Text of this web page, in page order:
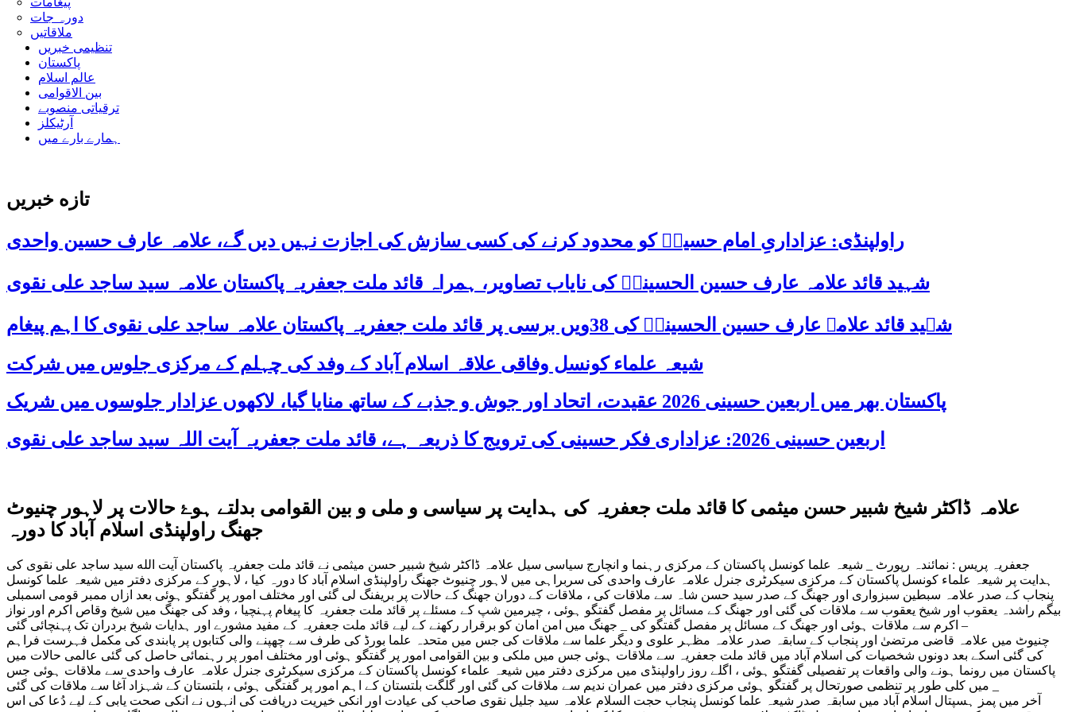
دورہ جات
ملاقاتیں
تنظیمی خبریں
پاکستان
عالم اسلام
بین الاقوامی
ترقیاتی منصوبے
آرٹیکلز
ہمارے بارے میں
تازه خبریں
راولپنڈی: عزاداریِ امام حسینؑ کو محدود کرنے کی کسی سازش کی اجازت نہیں دیں گے، علامہ عارف حسین واحدی
شہید قائد علامہ عارف حسین الحسینیؒ کی نایاب تصاویر، ہمراہ قائد ملت جعفریہ پاکستان علامہ سید ساجد علی نقوی
شہید قائد علامہ عارف حسین الحسینیؒ کی 38ویں برسی پر قائد ملت جعفریہ پاکستان علامہ ساجد علی نقوی کا اہم پیغام
شیعہ علماء کونسل وفاقی علاقہ اسلام آباد کے وفد کی چہلم کے مرکزی جلوس میں شرکت
پاکستان بھر میں اربعین حسینی 2026 عقیدت، اتحاد اور جوش و جذبے کے ساتھ منایا گیا، لاکھوں عزادار جلوسوں میں شریک
اربعین حسینی 2026: عزاداری فکر حسینی کی ترویج کا ذریعہ ہے، قائد ملت جعفریہ آیت اللہ سید ساجد علی نقوی
علامہ ڈاکٹر شیخ شبیر حسن میثمی کا قائد ملت جعفریہ کی ہدایت پر سیاسی و ملی و بین القوامی بدلتے ہوۓ حالات پر لاہور چنیوٹ
جھنگ راولپنڈی اسلام آباد کا دورہ
جعفریہ پریس : نمائندہ رپورٹ _ شیعہ علما کونسل پاکستان کے مرکزی رہنما و انچارج سیاسی سیل علامہ ڈاکٹر شیخ شبیر حسن میثمی نے قائد ملت جعفریہ پاکستان آیت الله سید ساجد علی نقوی کی
ہدایت پر شیعہ علماء کونسل پاکستان کے مرکزی سیکرٹری جنرل علامہ عارف واحدی کی سربراہی میں لاہور چنیوٹ جھنگ راولپنڈی اسلام آباد کا دورہ کیا ، لاہور کے مرکزی دفتر میں شیعہ علما کونسل
پنجاب کے صدر علامہ سبطین سبزواری اور جھنگ کے صدر سید حسن شاہ سے ملاقات کی ، ملاقات کے دوران جھنگ کے حالات پر بریفنگ لی گئی اور مختلف امور پر گفتگو ہوئی بعد ازاں ممبر قومی اسمبلی
بیگم راشدہ یعقوب اور شیخ یعقوب سے ملاقات کی گئی اور جھنگ کے مسائل پر مفصل گفتگو ہوئی ، چیرمین شپ کے مسئلے پر قائد ملت جعفریہ کا پیغام پہنچیا ، وفد کی جھنگ میں شیخ وقاص اکرم اور نواز
اکرم سے ملاقات ہوئی اور جھنگ کے مسائل پر مفصل گفتگو کی _ جھنگ میں امن امان کو برقرار رکھنے کے لیے قائد ملت جعفریہ کے مفید مشورے اور ہدایات شیخ بردران تک پہنچائی گئی –
چنیوٹ میں علامہ قاضی مرتضیٰ اور پنجاب کے سابقہ صدر علامہ مظہر علوی و دیگر علما سے ملاقات کی جس میں متحدہ علما بورڈ کی طرف سے چھپنے والی کتابوں پر پابندی کی مکمل فہرست فراہم
کی گئی اسکے بعد دونوں شخصیات کی اسلام آباد میں قائد ملت جعفریہ سے ملاقات ہوئی جس میں ملکی و بین القوامی امور پر گفتگو ہوئی اور مختلف امور پر رہنمائی حاصل کی گئی عالمی حالات میں
پاکستان میں رونما ہونے والی واقعات پر تفصیلی گفتگو ہوئی ، اگلے روز راولپنڈی میں مرکزی دفتر میں شیعہ علماء کونسل پاکستان کے مرکزی سیکرٹری جنرل علامہ عارف واحدی سے ملاقات ہوئی جس
آخر میں پمز ہسپتال اسلام آباد میں سابقہ صدر شیعہ علما کونسل پنجاب حجت السلام علامہ سید جلیل نقوی صاحب کی عیادت اور انکی خیریت دریافت کی انہوں نے انکی صحت یابی کے لیے دُعا کی اس